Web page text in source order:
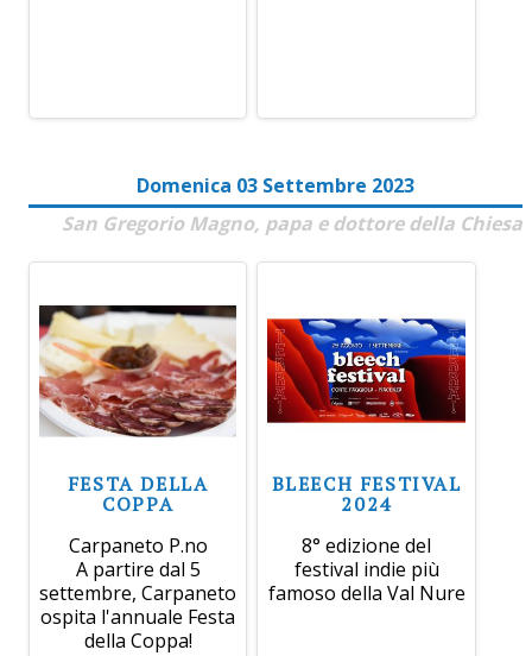
Domenica 03 Settembre 2023
San Gregorio Magno, papa e dottore della Chiesa
FESTA DELLA
COPPA
Carpaneto P.no
A partire dal 5
settembre, Carpaneto
ospita l'annuale Festa
della Coppa!
BLEECH FESTIVAL
2024
8° edizione del
festival indie più
famoso della Val Nure